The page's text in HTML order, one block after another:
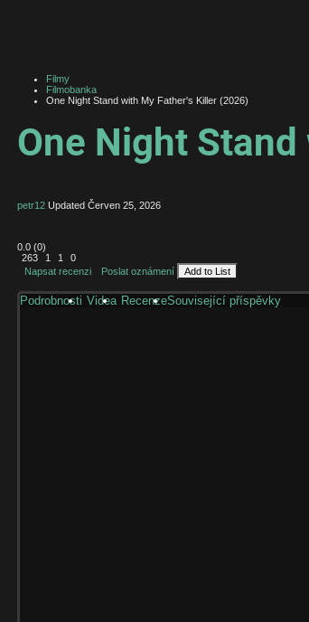
Filmy
Filmobanka
One Night Stand with My Father's Killer (2026)
One Night
petr12 Updated Červen 25, 2026
0.0 (0)
263
1 1
0
Napsat recenzi
Poslat oznámení Add to List
Podrobnosti Videa RecenzeSouvisející příspěvky